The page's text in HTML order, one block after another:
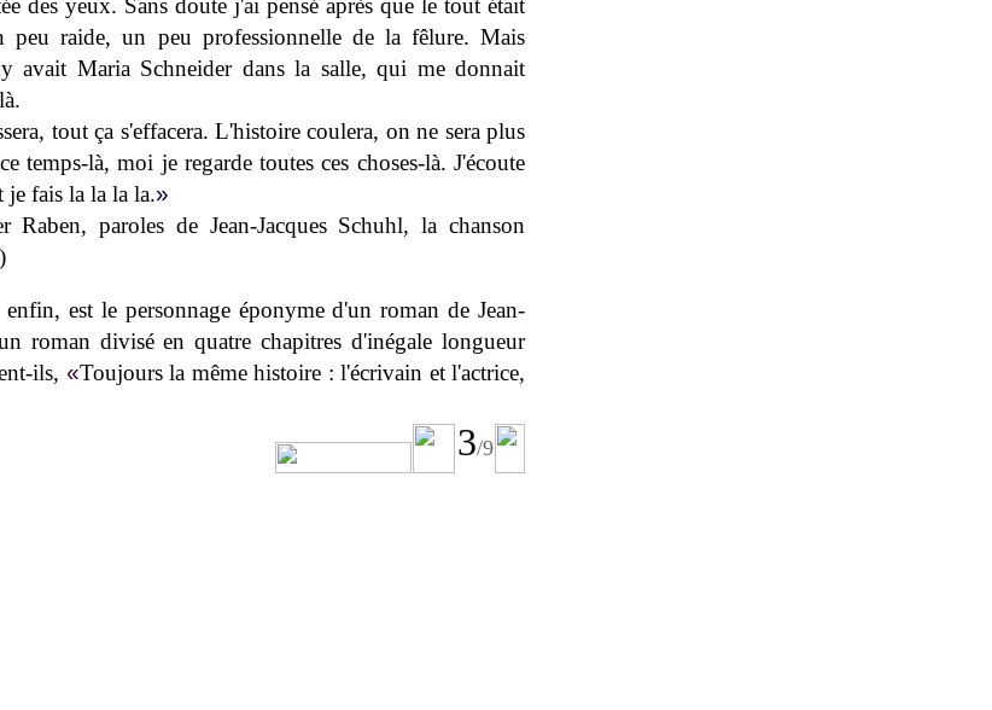
des yeux. Sans doute j'ai pensé après que le tout était
raide, un peu professionnelle de la fêlure. Mais
avait Maria Schneider dans la salle, qui me donnait
tout ça s'effacera. L'histoire coulera, on ne sera plus
temps-là, moi je regarde toutes ces choses-là. J'écoute
je fais la la la la.»
Raben, paroles de Jean-Jacques Schuhl, la chanson
est le personnage éponyme d'un roman de Jean-
roman divisé en quatre chapitres d'inégale longueur
ils, «Toujours la même histoire : l'écrivain et l'actrice,
3/9